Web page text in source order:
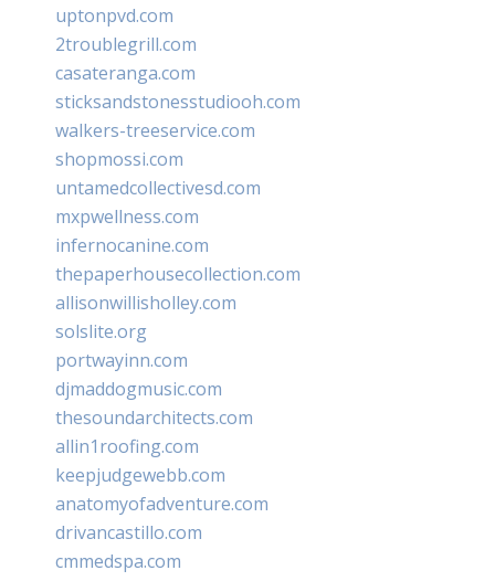
uptonpvd.com
2troublegrill.com
casateranga.com
sticksandstonesstudiooh.com
walkers-treeservice.com
shopmossi.com
untamedcollectivesd.com
mxpwellness.com
infernocanine.com
thepaperhousecollection.com
allisonwillisholley.com
solslite.org
portwayinn.com
djmaddogmusic.com
thesoundarchitects.com
allin1roofing.com
keepjudgewebb.com
anatomyofadventure.com
drivancastillo.com
cmmedspa.com